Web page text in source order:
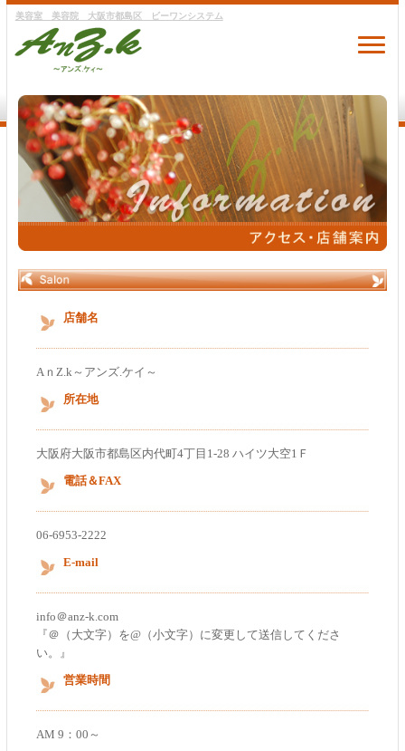
美容室 美容院 大阪市都島区 ビーワンシステム
店舗名
AｎZ.k～アンズ.ケイ～
所在地
大阪府大阪市都島区内代町4丁目1-28 ハイツ大空1Ｆ
電話＆FAX
06-6953-2222
E-mail
info＠anz-k.com
『＠（大文字）を@（小文字）に変更して送信してくださ
い。』
営業時間
AM 9：00～